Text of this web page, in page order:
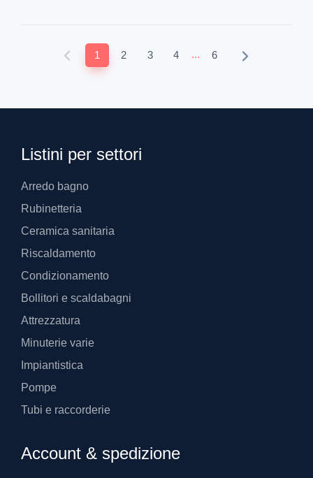
1 2 3 4 ... 6
Listini per settori
Arredo bagno
Rubinetteria
Ceramica sanitaria
Riscaldamento
Condizionamento
Bollitori e scaldabagni
Attrezzatura
Minuterie varie
Impiantistica
Pompe
Tubi e raccorderie
Account & spedizione